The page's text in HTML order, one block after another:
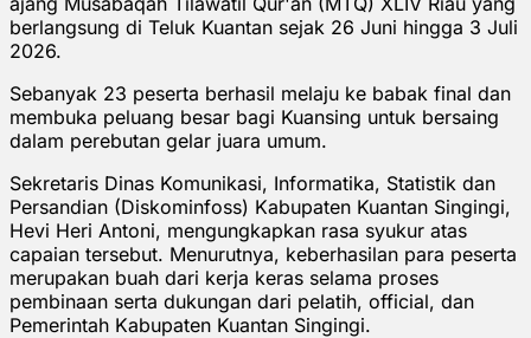
berlangsung di Teluk Kuantan sejak 26 Juni hingga 3 Juli
2026.
Sebanyak 23 peserta berhasil melaju ke babak final dan
membuka peluang besar bagi Kuansing untuk bersaing
dalam perebutan gelar juara umum.
Sekretaris Dinas Komunikasi, Informatika, Statistik dan
Persandian (Diskominfoss) Kabupaten Kuantan Singingi,
Hevi Heri Antoni, mengungkapkan rasa syukur atas
capaian tersebut. Menurutnya, keberhasilan para peserta
merupakan buah dari kerja keras selama proses
pembinaan serta dukungan dari pelatih, official, dan
Pemerintah Kabupaten Kuantan Singingi.